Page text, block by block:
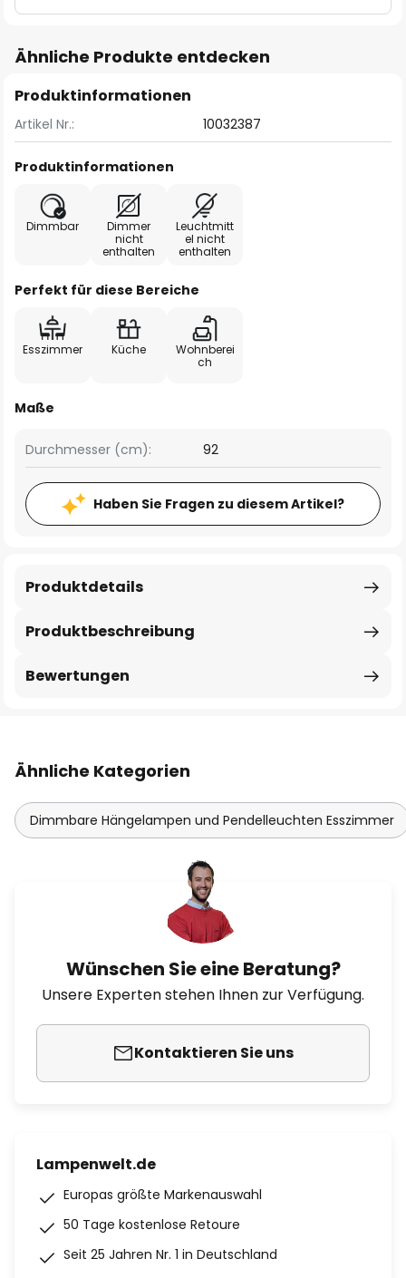
Ähnliche Produkte entdecken
Produktinformationen
Artikel Nr.: 10032387
Produktinformationen
Dimmbar
Dimmer
nicht
enthalten
Leuchtmitt
el nicht
enthalten
Perfekt für diese Bereiche
Esszimmer Küche
Wohnberei
ch
Maße
Durchmesser (cm): 92
Haben Sie Fragen zu diesem Artikel?
Produktbeschreibung
Produktdetails
Bewertungen
Ähnliche Kategorien
Dimmbare Hängelampen und Pendelleuchten Esszimmer
Wünschen Sie eine Beratung?
Unsere Experten stehen Ihnen zur Verfügung.
Kontaktieren Sie uns
Lampenwelt.de
Europas größte Markenauswahl
50 Tage kostenlose Retoure
Seit 25 Jahren Nr. 1 in Deutschland